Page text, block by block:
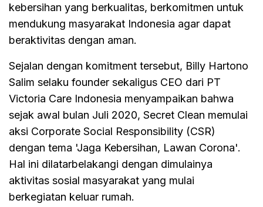
kebersihan yang berkualitas, berkomitmen untuk
mendukung masyarakat Indonesia agar dapat
beraktivitas dengan aman.
Sejalan dengan komitment tersebut, Billy Hartono
Salim selaku founder sekaligus CEO dari PT
Victoria Care Indonesia menyampaikan bahwa
sejak awal bulan Juli 2020, Secret Clean memulai
aksi Corporate Social Responsibility (CSR)
dengan tema 'Jaga Kebersihan, Lawan Corona'.
Hal ini dilatarbelakangi dengan dimulainya
aktivitas sosial masyarakat yang mulai
berkegiatan keluar rumah.